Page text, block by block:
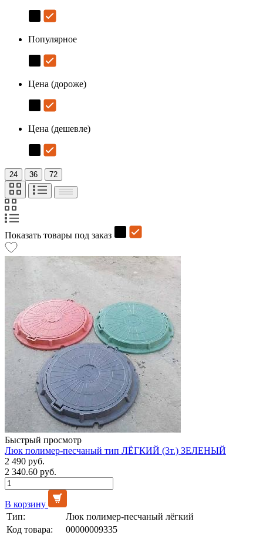
Популярное
Цена (дороже)
Цена (дешевле)
24 36 72
Показать товары под заказ
Быстрый просмотр
Люк полимер-песчаный тип ЛЁГКИЙ (3т.) ЗЕЛЕНЫЙ
2 490 руб.
2 340.60 руб.
В корзину
Тип:
Люк полимер-песчаный лёгкий
Код товара:
00000009335